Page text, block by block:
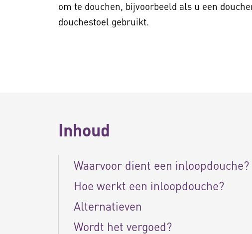
om te douchen, bijvoorbeeld als u een
douchestoel gebruikt.
Inhoud
Waarvoor dient een inloopdouche?
Hoe werkt een inloopdouche?
Alternatieven
Wordt het vergoed?